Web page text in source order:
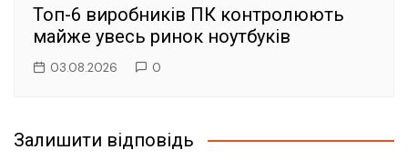
Топ-6 виробників ПК контролюють
майже увесь ринок ноутбуків
03.08.2026 0
Залишити відповідь